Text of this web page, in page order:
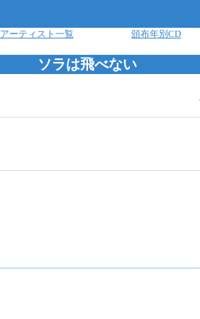
アーティスト一覧 頒布年別CD
ソラは飛べない